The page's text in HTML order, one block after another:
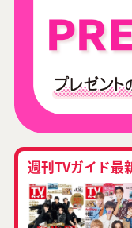
週刊TVガイド最